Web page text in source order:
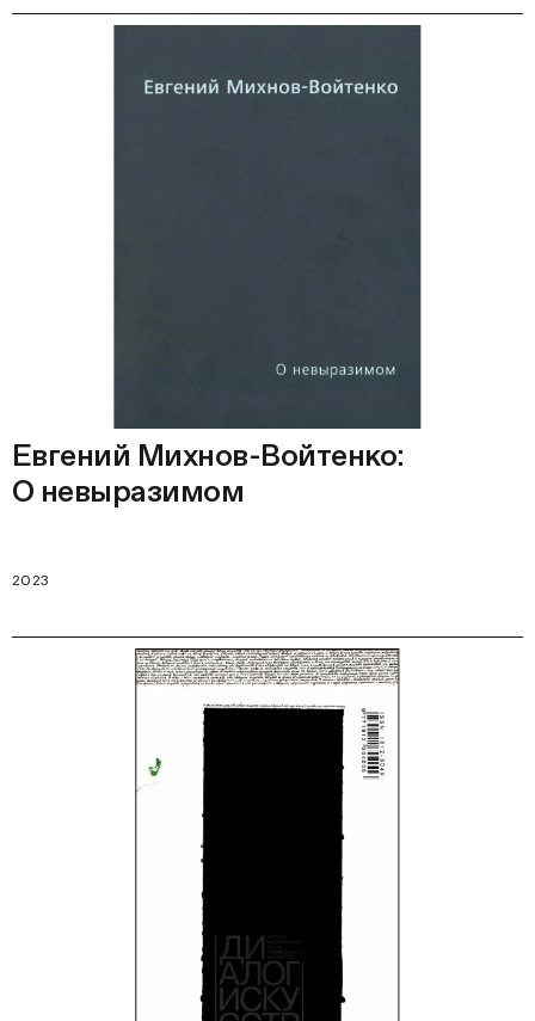
Евгений Михнов-Войтенко:
О невыразимом
2023